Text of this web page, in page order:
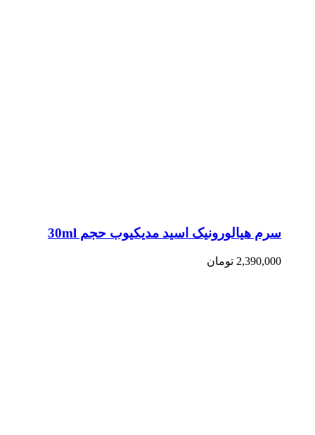
سرم هیالورونیک اسید مدیکیوب حجم 30ml
2,390,000 تومان